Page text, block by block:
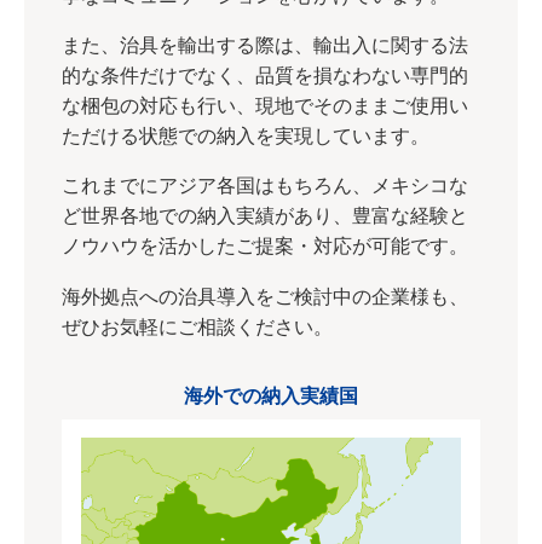
また、治具を輸出する際は、輸出入に関する法
的な条件だけでなく、品質を損なわない専門的
な梱包の対応も行い、現地でそのままご使用い
ただける状態での納入を実現しています。
これまでにアジア各国はもちろん、メキシコな
ど世界各地での納入実績があり、豊富な経験と
ノウハウを活かしたご提案・対応が可能です。
海外拠点への治具導入をご検討中の企業様も、
ぜひお気軽にご相談ください。
海外での納入実績国